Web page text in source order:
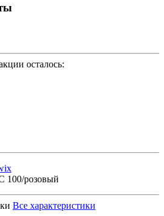
осталось:
100/розовый
Все характеристики